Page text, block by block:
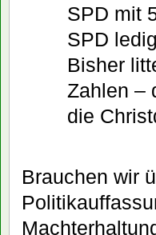
SPD mit
SPD
Bisher
Zahlen –
die
Brauchen wir